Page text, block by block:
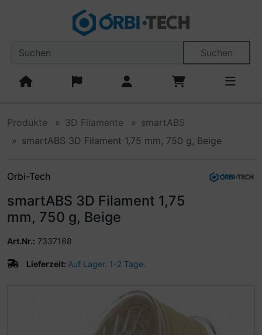
Sprungnavigation
Springe zum Inhalt Springe zur Navigation
Suchen
Produkte 3D Filamente
smartABS
smartABS 3D Filament 1,75 mm, 750 g, Beige
Orbi-Tech
smartABS 3D Filament 1,75
mm, 750 g, Beige
Art.Nr.: 7337168
Lieferzeit: Auf Lager. 1-2 Tage.
Wenn mehr als ein Produktbild existiert, können Sie die